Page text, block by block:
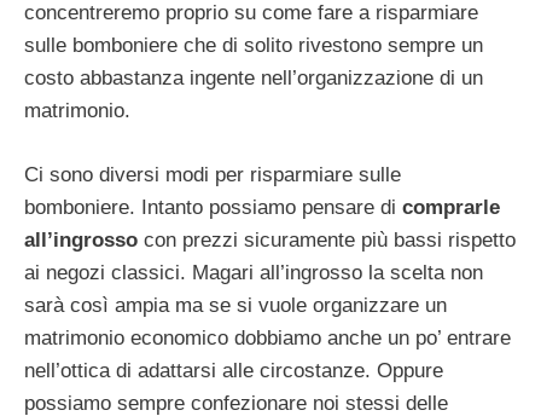
concentreremo proprio su come fare a risparmiare
sulle bomboniere che di solito rivestono sempre un
costo abbastanza ingente nell’organizzazione di un
matrimonio.
Ci sono diversi modi per risparmiare sulle
bomboniere. Intanto possiamo pensare di comprarle
all’ingrosso con prezzi sicuramente più bassi rispetto
ai negozi classici. Magari all’ingrosso la scelta non
sarà così ampia ma se si vuole organizzare un
matrimonio economico dobbiamo anche un po’ entrare
nell’ottica di adattarsi alle circostanze. Oppure
possiamo sempre confezionare noi stessi delle